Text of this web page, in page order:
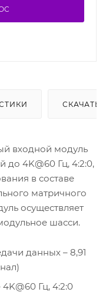
СКАЧАТЬ
входной модуль
4K@60 Гц, 4:2:0,
в составе
матричного
осуществляет
шасси.
данных – 8,91
Гц, 4:2:0